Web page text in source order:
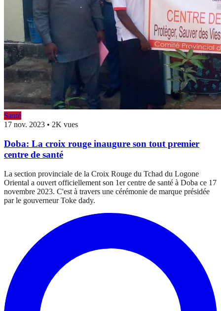
Santé
17 nov. 2023 • 2K vues
Doba: La croix rouge inaugure son tout premier
centre de santé
La section provinciale de la Croix Rouge du Tchad du Logone
Oriental a ouvert officiellement son 1er centre de santé à Doba ce 17
novembre 2023. C'est à travers une cérémonie de marque présidée
par le gouverneur Toke dady.